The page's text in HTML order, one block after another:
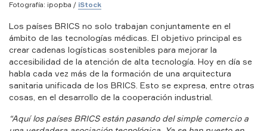
Fotografía: ipopba / iStock
Los países BRICS no solo trabajan conjuntamente en el
ámbito de las tecnologías médicas. El objetivo principal es
crear cadenas logísticas sostenibles para mejorar la
accesibilidad de la atención de alta tecnología. Hoy en día se
habla cada vez más de la formación de una arquitectura
sanitaria unificada de los BRICS. Esto se expresa, entre otras
cosas, en el desarrollo de la cooperación industrial.
“Aquí los países BRICS están pasando del simple comercio a